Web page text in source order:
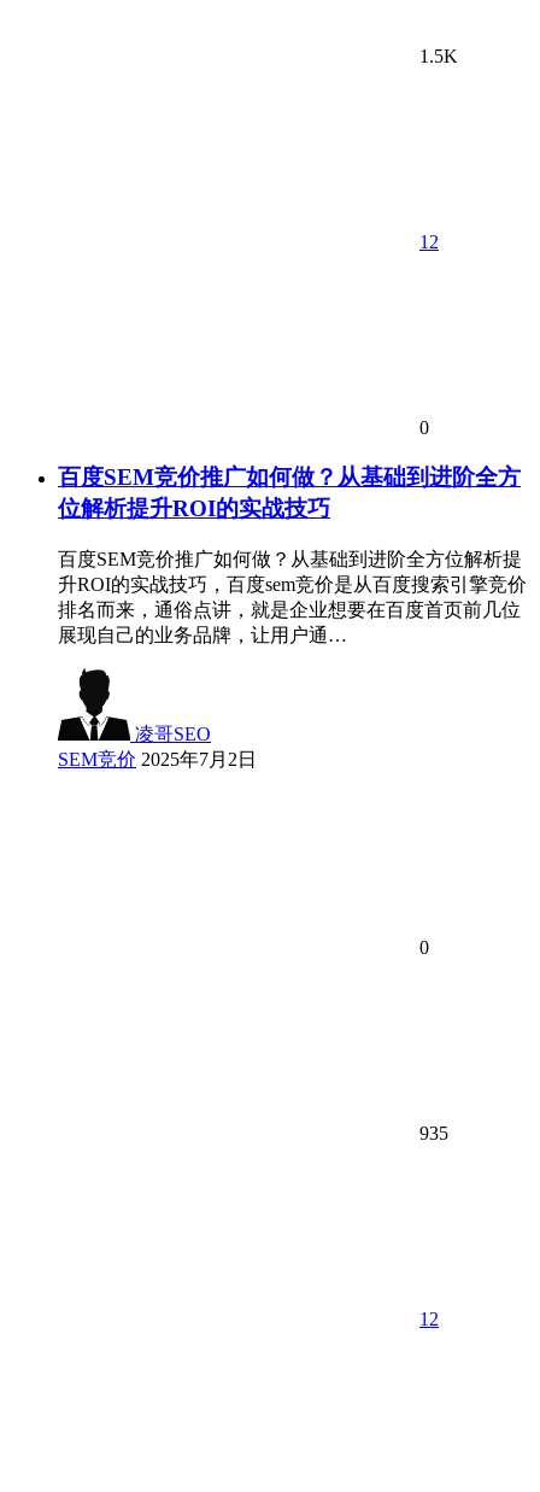
1.5K
12
0
百度SEM竞价推广如何做？从基础到进阶全方
位解析提升ROI的实战技巧
百度SEM竞价推广如何做？从基础到进阶全方位解析提
升ROI的实战技巧，百度sem竞价是从百度搜索引擎竞价
排名而来，通俗点讲，就是企业想要在百度首页前几位
展现自己的业务品牌，让用户通…
凌哥SEO
SEM竞价 2025年7月2日
0
935
12